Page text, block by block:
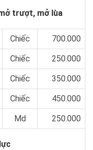
trượt, mở lùa
Chiếc 700.000
Chiếc 250.000
Chiếc 350.000
Chiếc 450.000
Md 250.000